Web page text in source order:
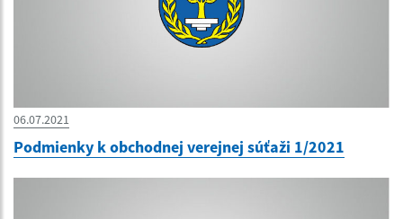
06.07.2021
Podmienky k obchodnej verejnej súťaži 1/2021